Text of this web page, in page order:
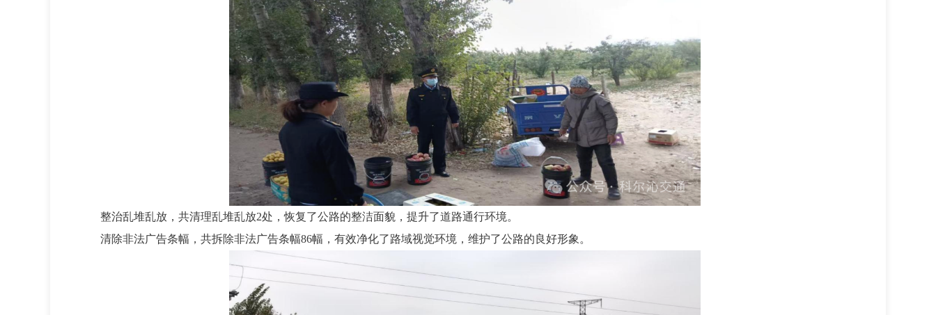
整治乱堆乱放，共清理乱堆乱放2处，恢复了公路的整洁面貌，提升了道路通行环境。
清除非法广告条幅，共拆除非法广告条幅86幅，有效净化了路域视觉环境，维护了公路的良好形象。